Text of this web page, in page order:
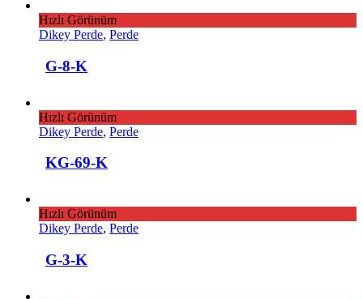
Hızlı Görünüm
Dikey Perde, Perde
G-8-K
Hızlı Görünüm
Dikey Perde, Perde
KG-69-K
Hızlı Görünüm
Dikey Perde, Perde
G-3-K